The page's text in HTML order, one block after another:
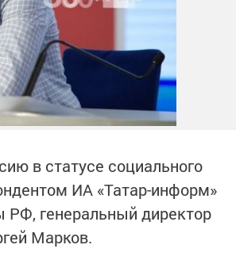
в статусе социального
ИА «Татар-информ»
РФ, генеральный директор
Марков.